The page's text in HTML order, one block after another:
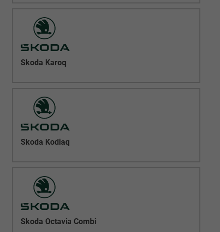
Skoda Karoq
Skoda Kodiaq
Skoda Octavia Combi